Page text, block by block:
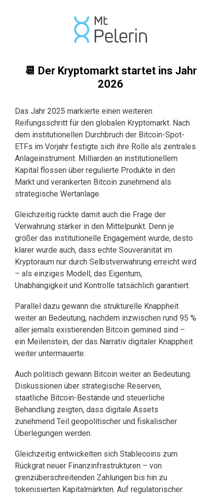
📆 Der Kryptomarkt startet ins Jahr
2026
Das Jahr 2025 markierte einen weiteren
Reifungsschritt für den globalen Kryptomarkt. Nach
dem institutionellen Durchbruch der Bitcoin-Spot-
ETFs im Vorjahr festigte sich ihre Rolle als zentrales
Anlageinstrument. Milliarden an institutionellem
Kapital flossen über regulierte Produkte in den
Markt und verankerten Bitcoin zunehmend als
strategische Wertanlage.
Gleichzeitig rückte damit auch die Frage der
Verwahrung stärker in den Mittelpunkt. Denn je
größer das institutionelle Engagement wurde, desto
klarer wurde auch, dass echte Souveränität im
Kryptoraum nur durch Selbstverwahrung erreicht wird
– als einziges Modell, das Eigentum,
Unabhängigkeit und Kontrolle tatsächlich garantiert.
Parallel dazu gewann die strukturelle Knappheit
weiter an Bedeutung, nachdem inzwischen rund 95 %
aller jemals existierenden Bitcoin gemined sind –
ein Meilenstein, der das Narrativ digitaler Knappheit
weiter untermauerte.
Auch politisch gewann Bitcoin weiter an Bedeutung.
Diskussionen über strategische Reserven,
staatliche Bitcoin-Bestände und steuerliche
Behandlung zeigten, dass digitale Assets
zunehmend Teil geopolitischer und fiskalischer
Überlegungen werden.
Gleichzeitig entwickelten sich Stablecoins zum
Rückgrat neuer Finanzinfrastrukturen – von
grenzüberschreitenden Zahlungen bis hin zu
tokenisierten Kapitalmärkten. Auf regulatorischer